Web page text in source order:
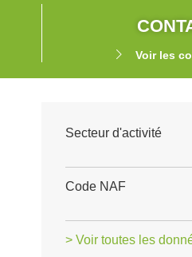
Voir les
Secteur d'activité
Code NAF
> Voir toutes les